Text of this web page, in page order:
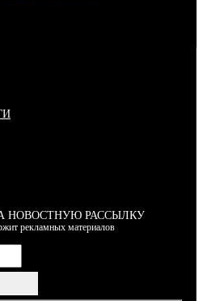
НОВОСТНУЮ РАССЫЛКУ
рекламных материалов